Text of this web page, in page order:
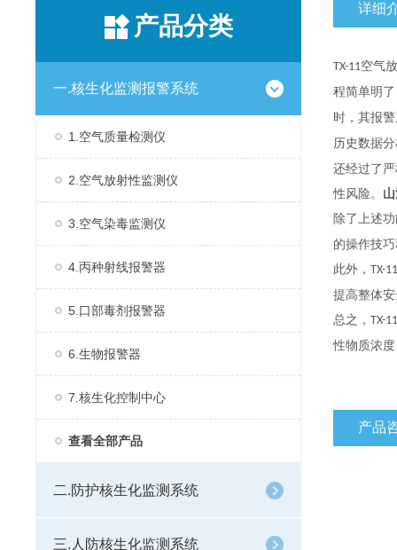
产品分类
一.核生化监测报警系统
1.空气质量检测仪
2.空气放射性监测仪
3.空气染毒监测仪
4.丙种射线报警器
5.口部毒剂报警器
6.生物报警器
7.核生化控制中心
查看全部产品
二.防护核生化监测系统
三.人防核生化监测系统
详细
TX-11空气
程简单明
时，其报
历史数据
还经过了
性风险。
除了上述
的操作技
此外， TX-11
提高整体
总之， TX-11
性物质浓
产品